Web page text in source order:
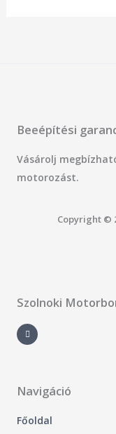
Beeépítési
Vásárolj
motorozást.
Copyright ©
Szolnoki
a
c
e
-
f
Navigáció
Főoldal